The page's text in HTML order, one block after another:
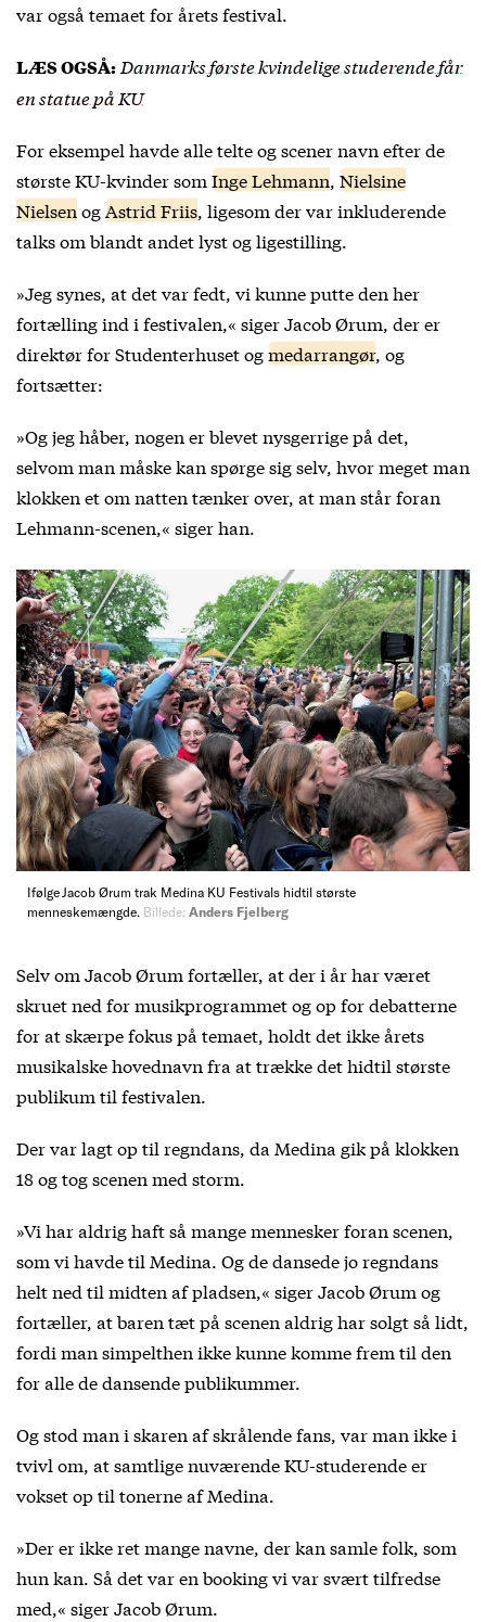
var også temaet for årets festival.
LÆS OGSÅ: Danmarks første kvindelige studerende får
en statue på KU
For eksempel havde alle telte og scener navn efter de
største KU-kvinder som Inge Lehmann Nielsine
Nielsen ogAstrid Friis , ligesom der var inkluderende
talks om blandt andet lyst og ligestilling.
»Jeg synes, at det var fedt, vi kunne putte den her
fortælling ind i festivalen,« siger Jacob Ørum, der er
direktør for Studenterhuset ogmedarrangør, og
fortsætter:
»Og jeg håber, nogen er blevet nysgerrige på det,
selvom man måske kan spørge sig selv, hvor meget man
klokken et om natten tænker over, at man står foran
Lehmann-scenen,« siger han.
Ifølge Jacob Ørum trak Medina KU Festivals hidtil største
menneskemængde. Billede: Anders Fjelberg
Selv om Jacob Ørum fortæller, at der i år har været
skruet ned for musikprogrammet og op for debatterne
for at skærpe fokus på temaet, holdt det ikke årets
musikalske hovednavn fra at trække det hidtil største
publikum til festivalen.
Der var lagt op til regndans, da Medina gik på klokken
18 og tog scenen med storm.
»Vi har aldrig haft så mange mennesker foran scenen,
som vi havde til Medina. Og de dansede jo regndans
helt ned til midten af pladsen,« siger Jacob Ørum og
fortæller, at baren tæt på scenen aldrig har solgt så lidt,
fordi man simpelthen ikke kunne komme frem til den
for alle de dansende publikummer.
Og stod man i skaren af skrålende fans, var man ikke i
tvivl om, at samtlige nuværende KU-studerende er
vokset op til tonerne af Medina.
»Der er ikke ret mange navne, der kan samle folk, som
hun kan. Så det var en booking vi var svært tilfredse
med,« siger Jacob Ørum.